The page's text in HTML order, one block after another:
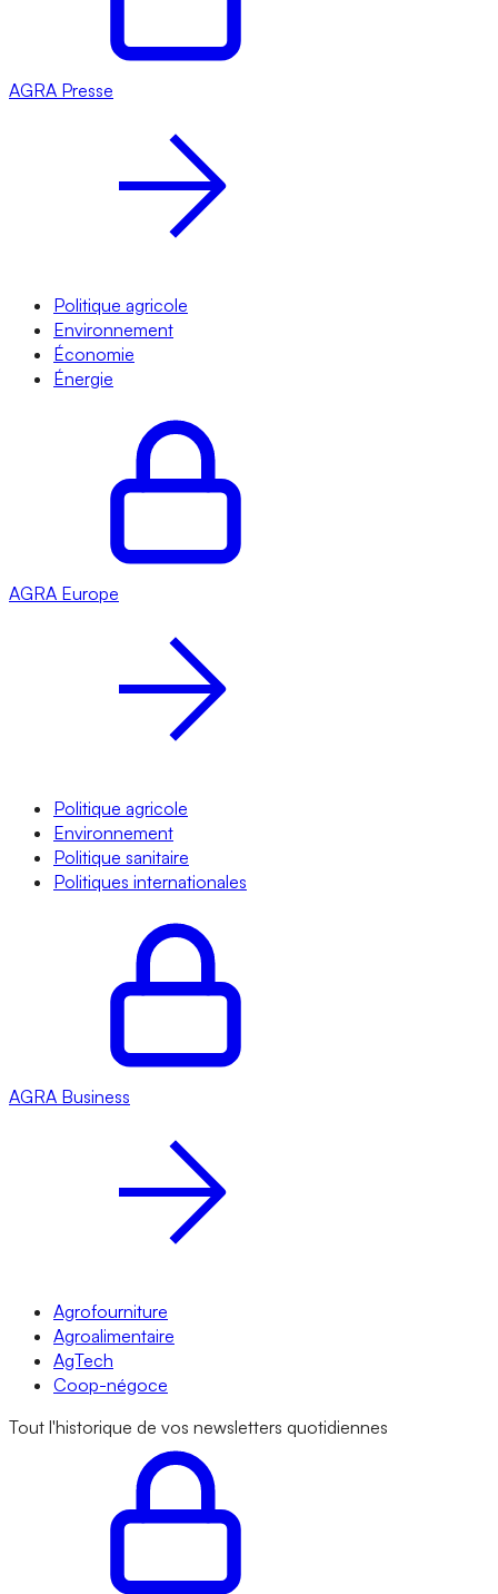
AGRA Presse
Politique agricole
Environnement
Économie
Énergie
AGRA Europe
Politique agricole
Environnement
Politique sanitaire
Politiques internationales
AGRA Business
Agrofourniture
Agroalimentaire
AgTech
Coop-négoce
Tout l'historique de vos newsletters quotidiennes